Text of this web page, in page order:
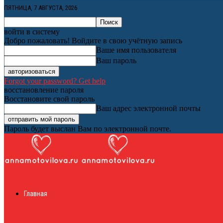
ПЯТНИЦА, 7 АВГУСТА, 2026
войти в систему
Добро пожаловать! Войдите в свою учётную запись
Ваше имя пользователя
Ваш пароль
Forgot your password? Get help
восстановление пароля
Восстановите свой пароль
Ваш адрес электронной почты
Пароль будет выслан Вам по электронной почте.
Главная